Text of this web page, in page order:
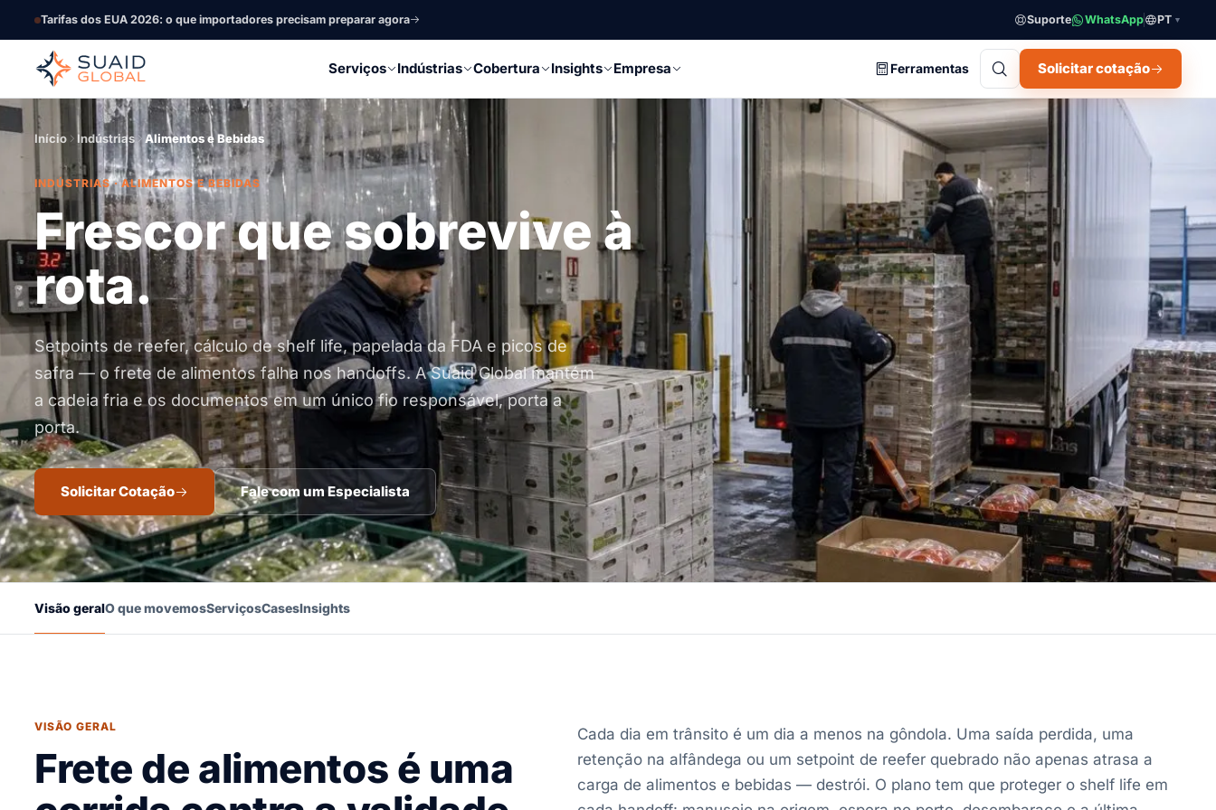
Tarifas dos EUA 2026: o que importadores precisam preparar agora Suporte WhatsApp PT ▼
Serviços Indústrias Cobertura Insights Empresa Ferramentas Solicitar cotação
Início Indústrias Alimentos e Bebidas
INDÚSTRIAS · ALIMENTOS E BEBIDAS
Frescor que sobrevive à
rota.
Setpoints de reefer, cálculo de shelf life, papelada da FDA e picos de
safra — o frete de alimentos falha nos handoffs. A Suaid Global mantém
a cadeia fria e os documentos em um único fio responsável, porta a
porta.
Solicitar Cotação Fale com um Especialista
Visão geralO que movemosServiçosCasesInsights
VISÃO GERAL
Frete de alimentos é uma
Cada dia em trânsito é um dia a menos na gôndola. Uma saída perdida, uma
retenção na alfândega ou um setpoint de reefer quebrado não apenas atrasa a
carga de alimentos e bebidas — destrói. O plano tem que proteger o shelf life em